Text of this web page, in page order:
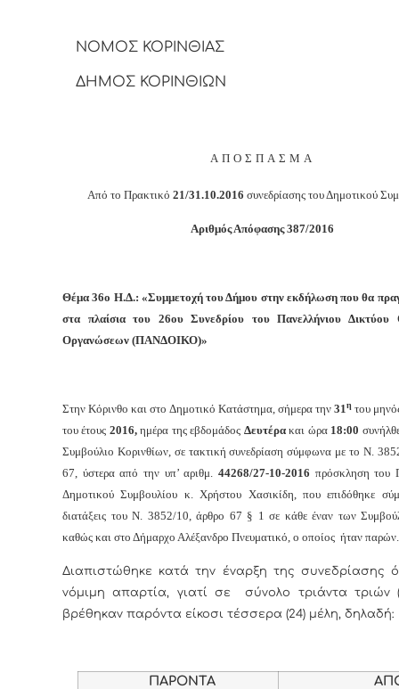
ΝΟΜΟΣ ΚΟΡΙΝΘΙΑΣ
ΔΗΜΟΣ ΚΟΡΙΝΘΙΩΝ
ΑΠΟΣΠΑΣΜΑ
Από το Πρακτικό21/31.10.2016 συνεδρίασης του Δημοτικού
Αριθμός Απόφασης387/2016
Θέμα 36ο Η.Δ.: «Συμμετοχή του Δήμου στην εκδήλωση που θα
στα πλαίσια του 26ου Συνεδρίου του Πανελλήνιου Δικτύου
Οργανώσεων (ΠΑΝΔΟΙΚΟ)»
Στην Κόρινθο και στο Δημοτικό Κατάστημα, σήμερα την31η του
του έτους 2016,ημέρα της εβδομάδος Δευτέρακαι ώρα 18:00
Συμβούλιο Κορινθίων, σε τακτική συνεδρίαση σύμφωνα με το Ν.
67, ύστερα από την υπ’ αριθμ. 44268/27-10-2016 πρόσκληση του
Δημοτικού Συμβουλίου κ. Χρήστου Χασικίδη, που επιδόθηκε
διατάξεις του Ν. 3852/10, άρθρο 67 § 1 σε κάθε έναν των
καθώς και στο Δήμαρχο Αλέξανδρο Πνευματικό, ο οποίος ήταν παρών.
Διαπιστώθηκε κατά την έναρξη της συνεδρίασης
νόμιμη απαρτία, γιατί σε σύνολο τριάντα τριών
βρέθηκαν παρόντα είκοσι τέσσερα (24) μέλη, δηλαδή:
ΠΑΡΟΝΤΑ